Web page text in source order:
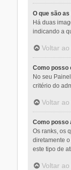
O que são
Há duas
indicando a
Voltar ao
Como posso
No seu
critério do
Voltar ao
Como posso
Os ranks, os
diretamente
este tipo de
Voltar ao